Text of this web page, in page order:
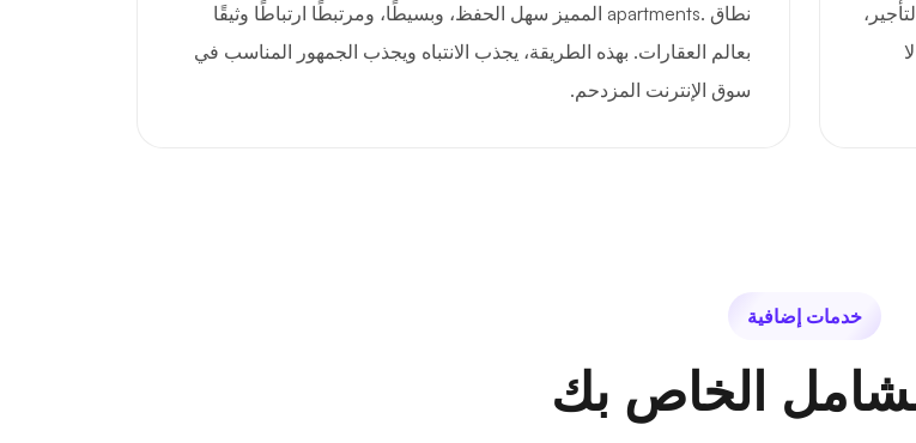
نطاق .apartments المميز سهل الحفظ، وبسيطًا، ومرتبطًا ارتباطًا وثيقًا
بعالم العقارات. بهذه الطريقة، يجذب الانتباه ويجذب الجمهور المناسب في
سوق الإنترنت المزدحم.
خدمات إضافية
الخاص بك